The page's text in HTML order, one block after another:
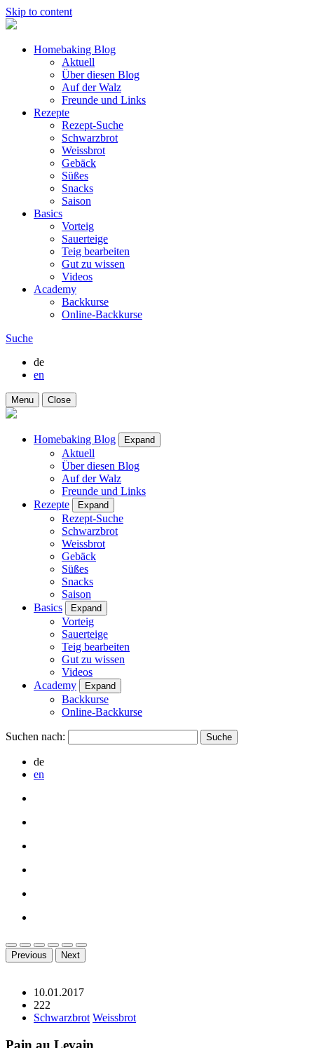
Skip to content
Homebaking Blog
Aktuell
Über diesen Blog
Auf der Walz
Freunde und Links
Rezepte
Rezept-Suche
Schwarzbrot
Weissbrot
Gebäck
Süßes
Snacks
Saison
Basics
Vorteig
Sauerteige
Teig bearbeiten
Gut zu wissen
Videos
Academy
Backkurse
Online-Backkurse
Suche
de
en
Menu Close
Homebaking Blog Expand
Aktuell
Über diesen Blog
Auf der Walz
Freunde und Links
Rezepte
Expand
Rezept-Suche
Schwarzbrot
Weissbrot
Gebäck
Süßes
Snacks
Saison
Basics
Expand
Vorteig
Sauerteige
Teig bearbeiten
Gut zu wissen
Videos
Academy
Expand
Backkurse
Online-Backkurse
Suchen nach:
de
en
Previous Next
10.01.2017
222
Schwarzbrot Weissbrot
Pain au Levain